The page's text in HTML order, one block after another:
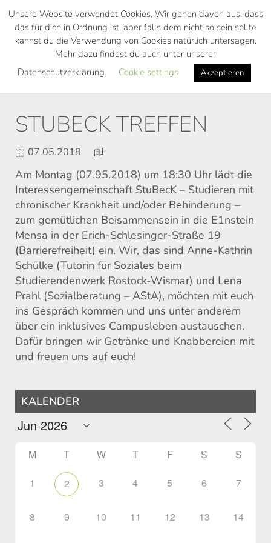
Skip
main
STUBECK TREFFEN
07.05.2018
Am Montag (07.95.2018) um 18:30 Uhr lädt die
Interessengemeinschaft StuBecK – Studieren mit
chronischer Krankheit und/oder Behinderung –
zum gemütlichen Beisammensein in die E1nstein
Mensa in der Erich-Schlesinger-Straße 19
(Barrierefreiheit) ein. Wir, das sind Anne-Kathrin
Schülke (Tutorin für Soziales beim
Studierendenwerk Rostock-Wismar) und Lena
Prahl (Sozialberatung – AStA), möchten mit euch
ins Gespräch kommen und uns unter anderem
über ein inklusives Campusleben austauschen.
Dafür bringen wir Getränke und Knabbereien mit
und freuen uns auf euch!
KALENDER
M T W T F S S
1 2 3 4 5 6 7
8 9 10 11 12 13 14
Unsere Website verwendet Cookies. Wir gehen davon aus, dass
das für dich in Ordnung ist, aber falls dem nicht so sein sollte
kannst du die Verwendung von Cookies natürlich untersagen.
Mehr dazu findest du auch unter unserer
Datenschutzerklärung.
Cookie settings Akzeptieren